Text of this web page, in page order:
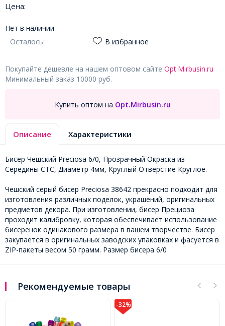
Цена:
Нет в наличии
Осталось:
В избранное
Покупайте дешевле на нашем оптовом сайте Opt.Mirbusin.ru
Минимальный заказ 10000 руб.
Купить оптом на Opt.Mirbusin.ru
Описание Характеристики
Бисер Чешский Preciosa 6/0, Прозрачный Окраска из
Середины CTC, Диаметр 4мм, Круглый Отверстие Круглое.
Чешский серый бисер Preciosa 38642 прекрасно подходит для
изготовления различных поделок, украшений, оригинальных
предметов декора. При изготовлении, бисер Прециоза
проходит калибровку, которая обеспечивает использование
бисеренок одинакового размера в вашем творчестве. Бисер
закупается в оригинальных заводских упаковках и фасуется в
ZIP-пакеты весом 50 грамм. Размер бисера 6/0
Рекомендуемые товары
-28%